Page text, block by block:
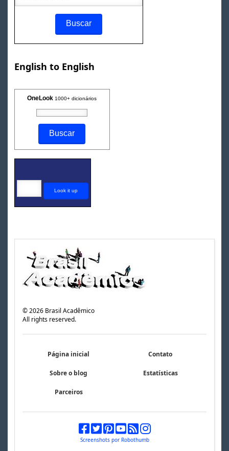
English to English
OneLook 1000+ dicionários
©2026 Brasil Acadêmico
All rights reserved.
Página inicial Contato
Sobre o blog Estatísticas
Parceiros
Screenshots por Robothumb